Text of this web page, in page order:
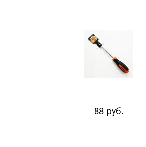
88 руб.